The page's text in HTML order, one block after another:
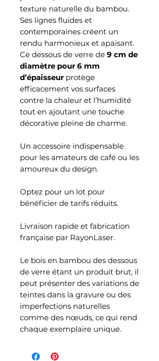
texture naturelle du bambou.
Ses lignes fluides et
contemporaines créent un
rendu harmonieux et apaisant.
Ce dessous de verre de 9 cm de
diamètre pour 6 mm
d’épaisseurprotège
efficacement vos surfaces
contre la chaleur et l’humidité
tout en ajoutant une touche
décorative pleine de charme.
Un accessoire indispensable
pour les amateurs de café ou les
amoureux du design.
Optez pour un lot pour
bénéficier de tarifs réduits.
Livraison rapide et fabrication
française par RayonLaser.
Le bois en bambou des dessous
de verre étant un produit brut, il
peut présenter des variations de
teintes dans la gravure ou des
imperfections naturelles
comme des nœuds, ce qui rend
chaque exemplaire unique.